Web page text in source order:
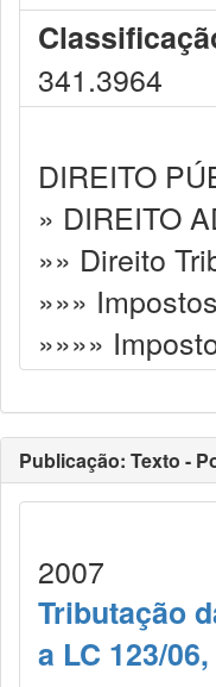
341.3964
DIREITO
» DIREITO
»» Direito
»»»
»»»»
Publicação: Texto -
2007
Tributação
a LC 123/